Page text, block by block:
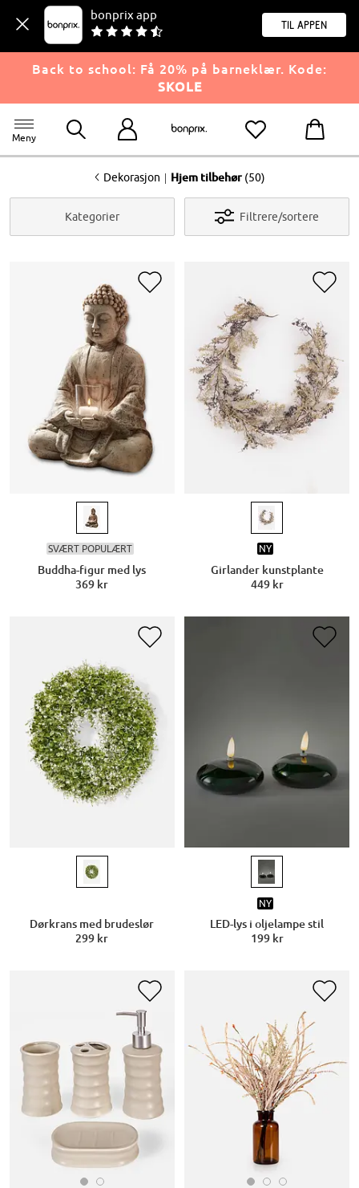
bonprix app
til appen
Back to school: Få 20% på barneklær. Kode:
SKOLE
Meny
<Dekorasjon | Hjem tilbehør (50)
Kategorier Filtrere/sortere
SVÆRT POPULÆRT
Buddha-figur med lys
369 kr
NY
Girlander kunstplante
449 kr
Dørkrans med brudeslør
299 kr
NY
LED-lys i oljelampe stil
199 kr